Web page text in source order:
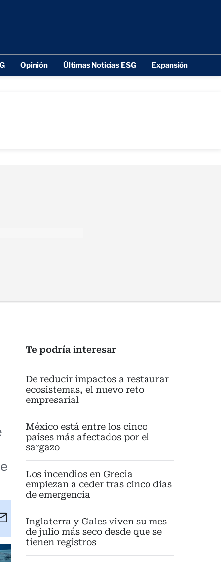
Opinión Últimas Noticias ESG Expansión
Te podría interesar
De reducir impactos a restaurar
ecosistemas, el nuevo reto
empresarial
México está entre los cinco
países más afectados por el
sargazo
Los incendios en Grecia
empiezan a ceder tras cinco días
de emergencia
Inglaterra y Gales viven su mes
de julio más seco desde que se
tienen registros
Email